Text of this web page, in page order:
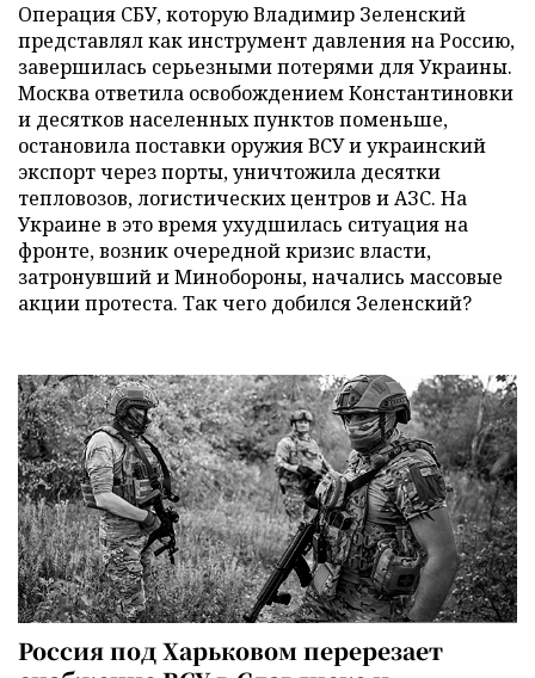
Операция СБУ, которую Владимир Зеленский
представлял как инструмент давления на Россию,
завершилась серьезными потерями для Украины.
Москва ответила освобождением Константиновки
и десятков населенных пунктов поменьше,
остановила поставки оружия ВСУ и украинский
экспорт через порты, уничтожила десятки
тепловозов, логистических центров и АЗС. На
Украине в это время ухудшилась ситуация на
фронте, возник очередной кризис власти,
затронувший и Минобороны, начались массовые
акции протеста. Так чего добился Зеленский?
Россия под Харьковом перерезает